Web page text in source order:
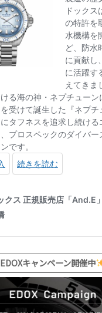
EDOXキャンペーン開催中